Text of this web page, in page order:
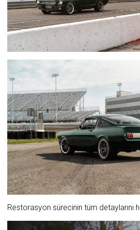
Restorasyon sürecinin tüm detaylarını